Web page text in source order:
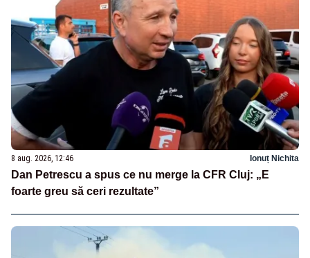
8 aug. 2026, 12:46 Ionuț Nichita
Dan Petrescu a spus ce nu merge la CFR Cluj: „E
foarte greu să ceri rezultate”